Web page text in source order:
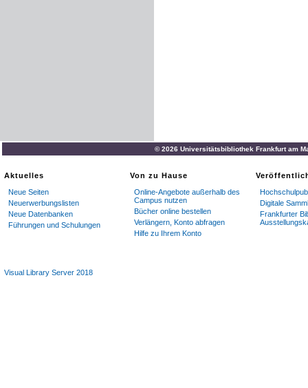
© 2026 Universitätsbibliothek Frankfurt am
Aktuelles
Neue Seiten
Neuerwerbungslisten
Neue Datenbanken
Führungen und Schulungen
Von zu Hause
Online-Angebote außerhalb des
Campus nutzen
Bücher online bestellen
Verlängern, Konto abfragen
Hilfe zu Ihrem Konto
Digitale
Frankfurter
Visual Library Server 2018